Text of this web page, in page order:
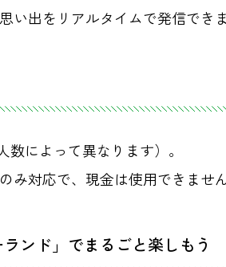
い出をリアルタイムで発信できま
数によって異なります）。
み対応で、現金は使用できませ
ンド」でまるごと楽しもう